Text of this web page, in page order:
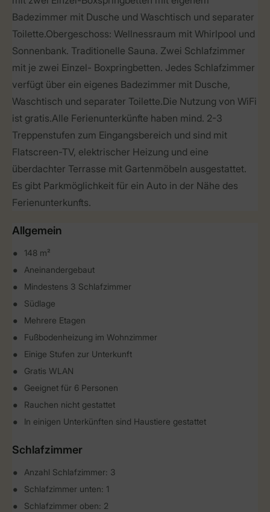
Badezimmer mit Dusche und Waschtisch und separater
Toilette.Obergeschoss: Wellnessraum mit Whirlpool und
Sonnenbank. Traditionelle Sauna. Zwei Schlafzimmer
mit je zwei Einzel- Boxpringbetten. Jedes Schlafzimmer
verfügt über ein eigenes Badezimmer mit Dusche,
Waschtisch und separater Toilette.Die Nutzung von WiFi
ist gratis.Alle Ferienunterkünfte haben mind. 2-3
Treppenstufen zum Eingangsbereich und sind mit
Flatscreen-TV, elektrischer Heizung und eine
überdachter Terrasse mit Gartenmöbeln ausgestattet.
Es gibt Parkmöglichkeit für ein Auto in der Nähe des
Ferienunterkunfts.
Allgemein
148 m²
Aneinandergebaut
Mindestens 3 Schlafzimmer
Südlage
Mehrere Etagen
Fußbodenheizung im Wohnzimmer
Einige Stufen zur Unterkunft
Gratis WLAN
Geeignet für 6 Personen
Rauchen nicht gestattet
In einigen Unterkünften sind Haustiere gestattet
Schlafzimmer
Anzahl Schlafzimmer: 3
Schlafzimmer unten: 1
Schlafzimmer oben: 2